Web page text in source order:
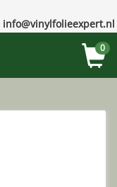
info@vinylfolieexpert.nl
0